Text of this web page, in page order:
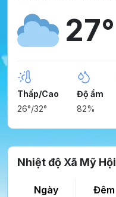
27°
Thấp/Cao
26°/32°
Độ ẩm
82%
Nhiệt độ Xã Mỹ Hội
Ngày Đêm